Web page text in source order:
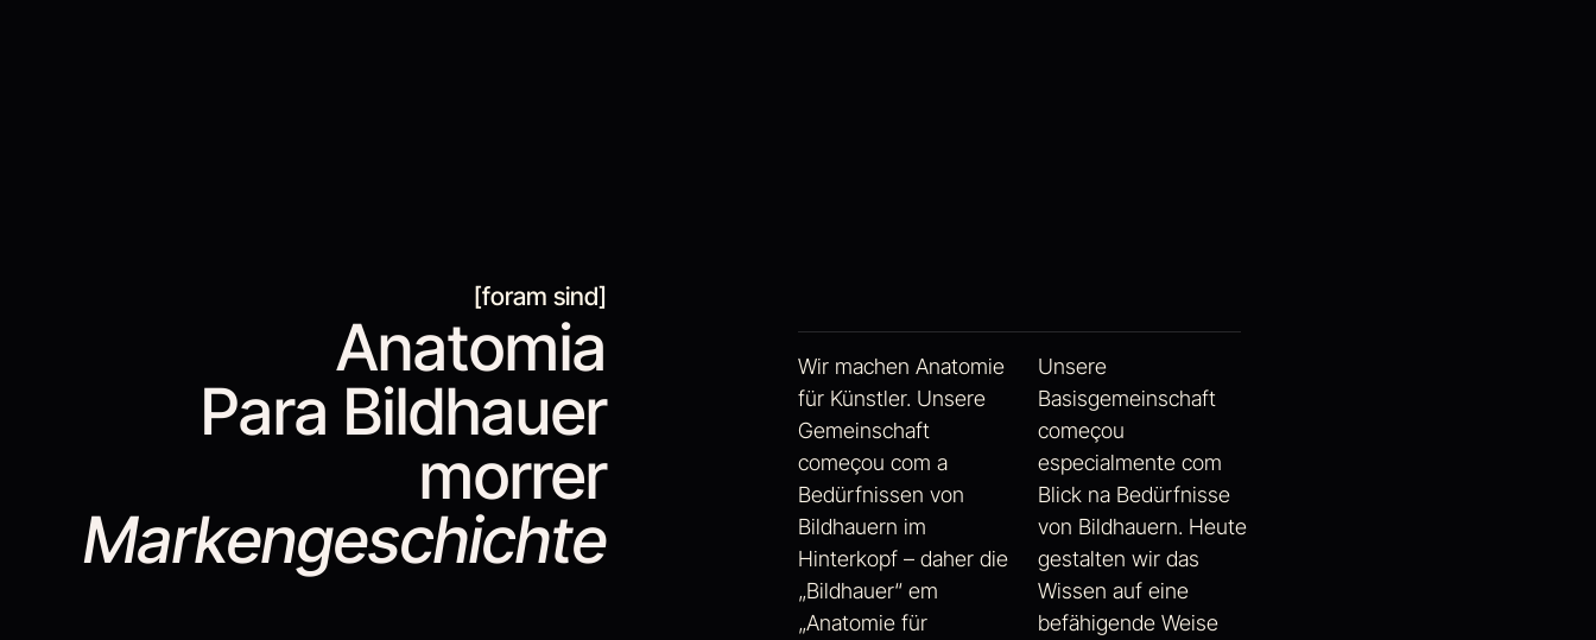
[foram sind]
Anatomia
Para Bildhauer
morrer
Markengeschichte
Wir machen Anatomie
für Künstler. Unsere
Gemeinschaft
começou com a
Bedürfnissen von
Bildhauern im
Hinterkopf – daher die
„Bildhauer“ em
„Anatomie für
Unsere
Basisgemeinschaft
começou
especialmente com
Blick na Bedürfnisse
von Bildhauern. Heute
gestalten wir das
Wissen auf eine
befähigende Weise